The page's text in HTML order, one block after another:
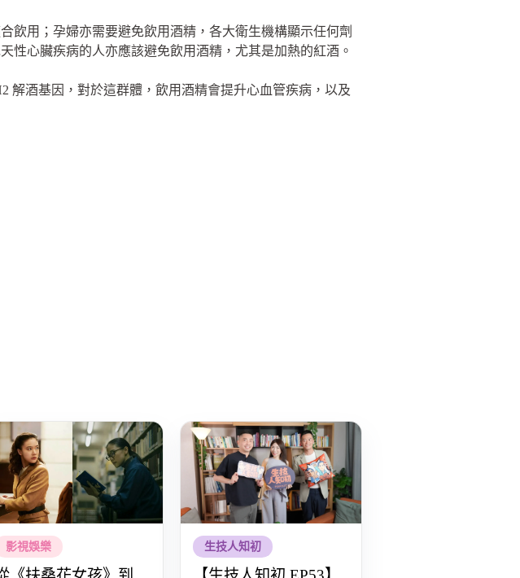
飲用；孕婦亦需要避免飲用酒精，各大衛生機構顯示任何劑
性心臟疾病的人亦應該避免飲用酒精，尤其是加熱的紅酒。
解酒基因，對於這群體，飲用酒精會提升心血管疾病，以及
影視娛樂 生技人知初